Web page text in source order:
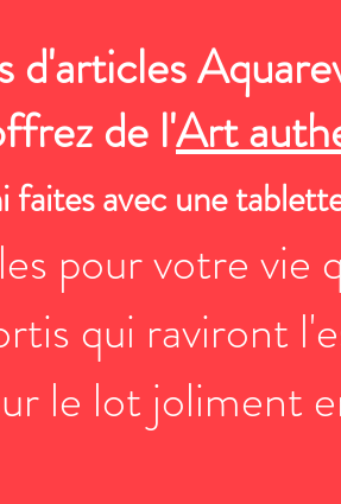
d'articles
de l'Art
faites avec une
pour votre vie
qui raviront
le lot joliment